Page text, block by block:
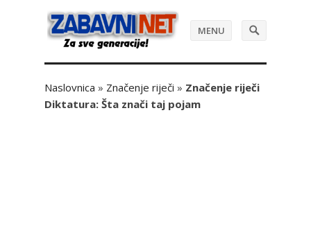
MENU
Naslovnica » Značenje riječi » Značenje riječi
Diktatura: Šta znači taj pojam